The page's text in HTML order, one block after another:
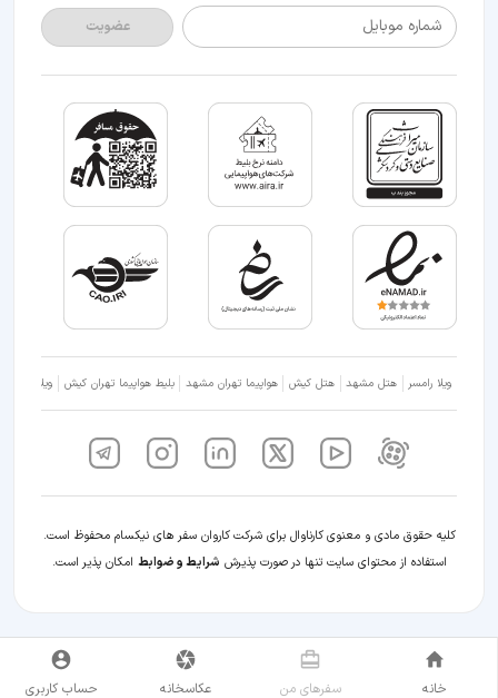
شماره موبایل عضویت
ویلا رامسر هتل مشهد هتل کیش هواپیما تهران مشهد بلیط هواپیما تهران کیش ویلا شمال
کلیه حقوق مادی و معنوی کارناوال برای شرکت کاروان سفر های نیکسام محفوظ است.
استفاده از محتوای سایت تنها در صورت پذیرش شرایط و ضوابط امکان پذیر است.
خانه سفر‌های من عکاسخانه حساب کاربری